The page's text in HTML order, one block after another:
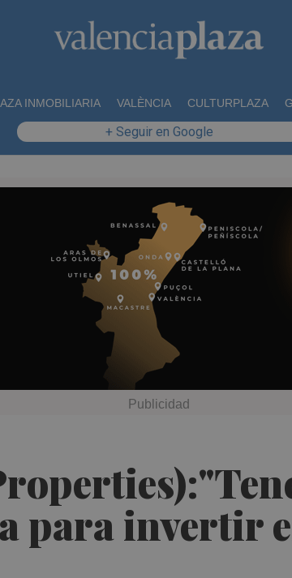
INMOBILIARIA VALÈNCIA CULTURPLAZA
+ Seguir en Google
para invertir